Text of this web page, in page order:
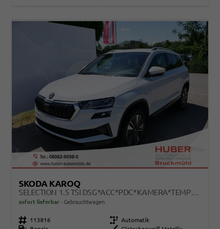
SKODA KAROQ
SELECTION 1.5 TSI DSG*ACC*PDC*KAMERA*TEMPOMAT*LED*SMARTLINK*KLIMA*RADIO*17-ZOLL
sofort lieferbar Gebrauchtwagen
Fahrzeugnr. 113816 Getriebe Automatik